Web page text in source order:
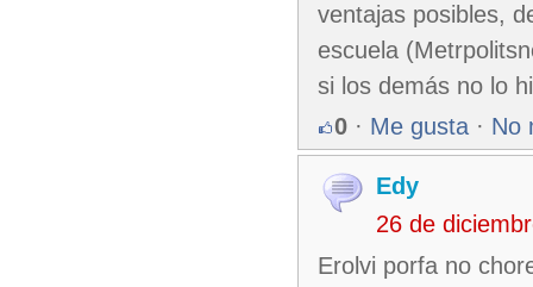
ventajas posibles,
escuela
si los demás no lo
0 · Me gusta · No
Edy
26 de
Erolvi porfa no